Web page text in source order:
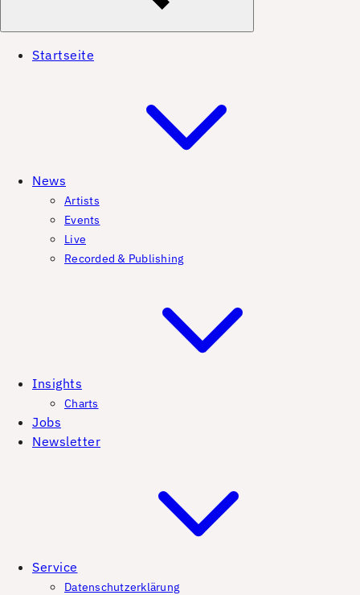
Startseite
News
Artists
Events
Live
Recorded & Publishing
Insights
Charts
Jobs
Newsletter
Service
Datenschutzerklärung